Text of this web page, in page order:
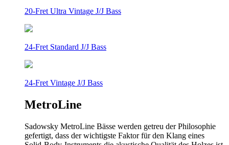
20-Fret Ultra Vintage J/J Bass
24-Fret Standard J/J Bass
24-Fret Vintage J/J Bass
MetroLine
Sadowsky MetroLine Bässe werden getreu der Philosophie
gefertigt, dass der wichtigste Faktor für den Klang eines